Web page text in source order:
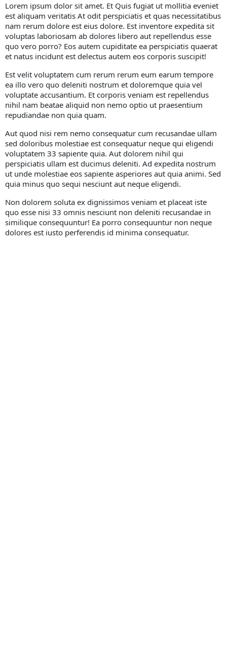
Lorem ipsum dolor sit amet. Et Quis fugiat ut mollitia eveniet
est aliquam veritatis At odit perspiciatis et quas necessitatibus
nam rerum dolore est eius dolore. Est inventore expedita sit
voluptas laboriosam ab dolores libero aut repellendus esse
quo vero porro? Eos autem cupiditate ea perspiciatis quaerat
et natus incidunt est delectus autem eos corporis suscipit!
Est velit voluptatem cum rerum rerum eum earum tempore
ea illo vero quo deleniti nostrum et doloremque quia vel
voluptate accusantium. Et corporis veniam est repellendus
nihil nam beatae aliquid non nemo optio ut praesentium
repudiandae non quia quam.
Aut quod nisi rem nemo consequatur cum recusandae ullam
sed doloribus molestiae est consequatur neque qui eligendi
voluptatem 33 sapiente quia. Aut dolorem nihil qui
perspiciatis ullam est ducimus deleniti. Ad expedita nostrum
ut unde molestiae eos sapiente asperiores aut quia animi. Sed
quia minus quo sequi nesciunt aut neque eligendi.
Non dolorem soluta ex dignissimos veniam et placeat iste
quo esse nisi 33 omnis nesciunt non deleniti recusandae in
similique consequuntur! Ea porro consequuntur non neque
dolores est iusto perferendis id minima consequatur.